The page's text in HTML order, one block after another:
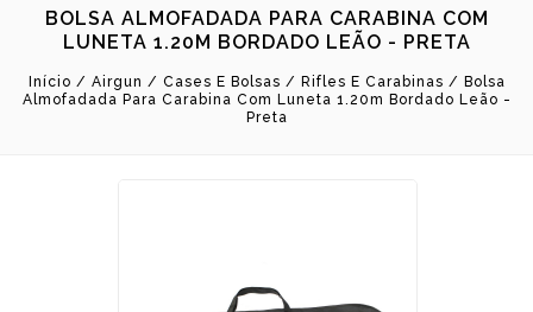
BOLSA ALMOFADADA PARA CARABINA COM
LUNETA 1.20M BORDADO LEÃO - PRETA
Início / Airgun / Cases E Bolsas / Rifles E Carabinas / Bolsa
Almofadada Para Carabina Com Luneta 1.20m Bordado Leão -
Preta